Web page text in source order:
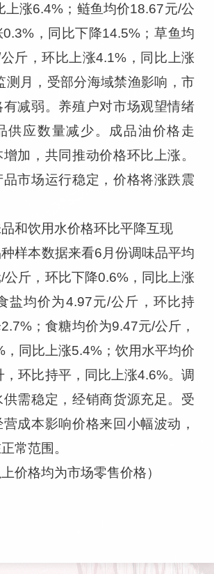
上涨6.4%；鲢鱼均价18.67元/公
0.3%，同比下降14.5%；草鱼均
斤，环比上涨4.1%，同比上涨
测月，受部分海域禁渔影响，市
减弱。养殖户对市场观望情绪
供应数量减少。成品油价格走
加，共同推动价格环比上涨。
市场运行稳定，价格将涨跌震
和饮用水价格环比平降互现
样本数据来看6月份调味品平均
公斤，环比下降0.6%，同比上涨
盐均价为4.97元/公斤，环比持
；食糖均价为9.47元/公斤，
，同比上涨5.4%；饮用水平均价
环比持平，同比上涨4.6%。调
需稳定，经销商货源充足。受
成本影响价格来回小幅波动，
常范围。
上价格均为市场零售价格）